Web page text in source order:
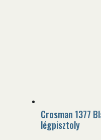
Crosman 1377
légpisztoly